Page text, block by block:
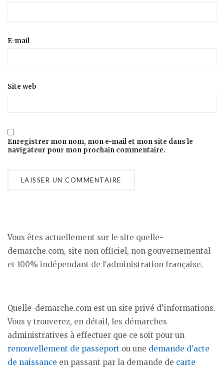
E-mail
Site web
Enregistrer mon nom, mon e-mail et mon site dans le
navigateur pour mon prochain commentaire.
Vous êtes actuellement sur le site quelle-
demarche.com, site non officiel, non gouvernemental
et 100% indépendant de l'administration française.
Quelle-demarche.com est un site privé d'informations.
Vous y trouverez, en détail, les démarches
administratives à effectuer que ce soit pour un
renouvellement de passeport ou une demande d'acte
de naissance en passant par la demande de carte